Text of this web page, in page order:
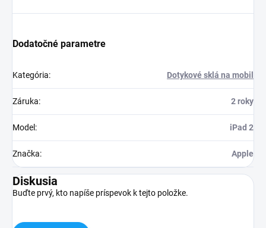
Dodatočné parametre
Kategória: Dotykové sklá na mobil
Záruka: 2 roky
Model : iPad 2
Značka: Apple
Diskusia
Buďte prvý, kto napíše príspevok k tejto položke.